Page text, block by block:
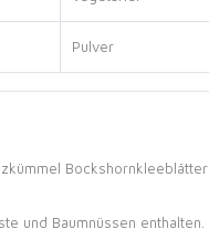
Pulver
Bockshornkleeblätter
und Baumnüssen enthalten.